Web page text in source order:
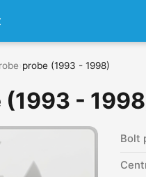
probe (1993 - 1998)
-
Bolt